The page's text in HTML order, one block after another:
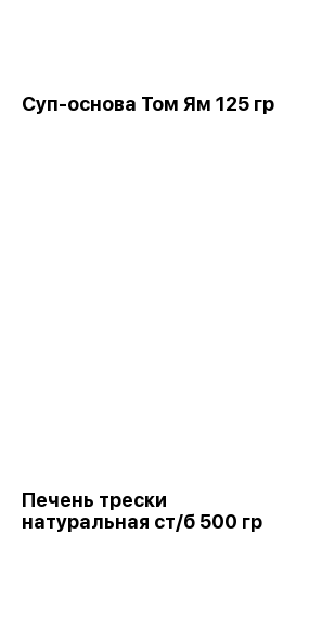
Суп-основа Том Ям 125 гр
Печень трески
натуральная ст/б 500 гр